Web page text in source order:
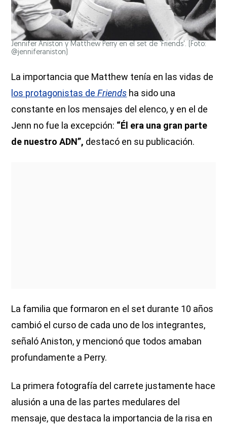
Jennifer Aniston y Matthew Perry en el set de 'Friends'. (Foto:
@jenniferaniston)
La importancia que Matthew tenía en las vidas de
los protagonistas deFriends ha sido una
constante en los mensajes del elenco, y en el de
Jenn no fue la excepción: “Él era una gran parte
de nuestro ADN”, destacó en su publicación.
La familia que formaron en el set durante 10 años
cambió el curso de cada uno de los integrantes,
señaló Aniston, y mencionó que todos amaban
profundamente a Perry.
La primera fotografía del carrete justamente hace
alusión a una de las partes medulares del
mensaje, que destaca la importancia de la risa en